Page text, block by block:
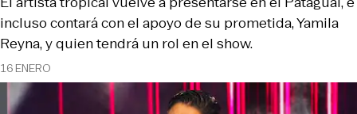
16 ENERO
incluso contará con el apoyo de su prometida, Yamila
Reyna, y quien tendrá un rol en el show.